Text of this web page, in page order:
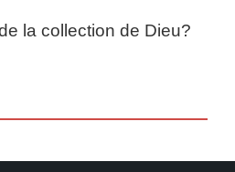
la collection de Dieu?